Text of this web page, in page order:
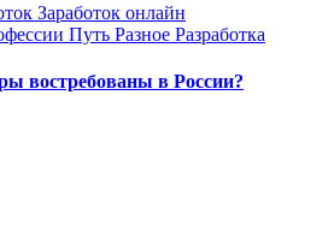
Заработок онлайн
Путь Разное Разработка
востребованы в России?